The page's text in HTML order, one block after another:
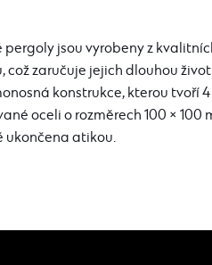
jsou vyrobeny z
zaručuje jejich dlouhou
konstrukce, kterou tvoří
oceli o rozměrech 100 × 100
ukončena atikou.